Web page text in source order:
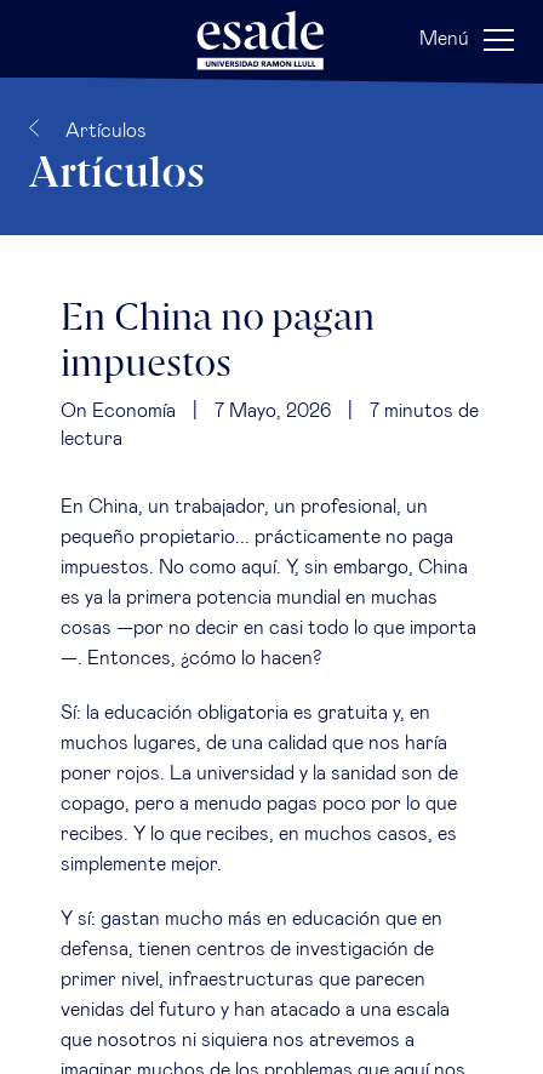
Menú
Artículos
Artículos
En China no pagan
impuestos
On Economía 7 Mayo, 2026 7 minutos de
lectura
En China, un trabajador, un profesional, un
pequeño propietario... prácticamente no paga
impuestos. No como aquí. Y, sin embargo, China
es ya la primera potencia mundial en muchas
cosas —por no decir en casi todo lo que importa
—. Entonces, ¿cómo lo hacen?
Sí: la educación obligatoria es gratuita y, en
muchos lugares, de una calidad que nos haría
poner rojos. La universidad y la sanidad son de
copago, pero a menudo pagas poco por lo que
recibes. Y lo que recibes, en muchos casos, es
simplemente mejor.
Y sí: gastan mucho más en educación que en
defensa, tienen centros de investigación de
primer nivel, infraestructuras que parecen
venidas del futuro y han atacado a una escala
que nosotros ni siquiera nos atrevemos a